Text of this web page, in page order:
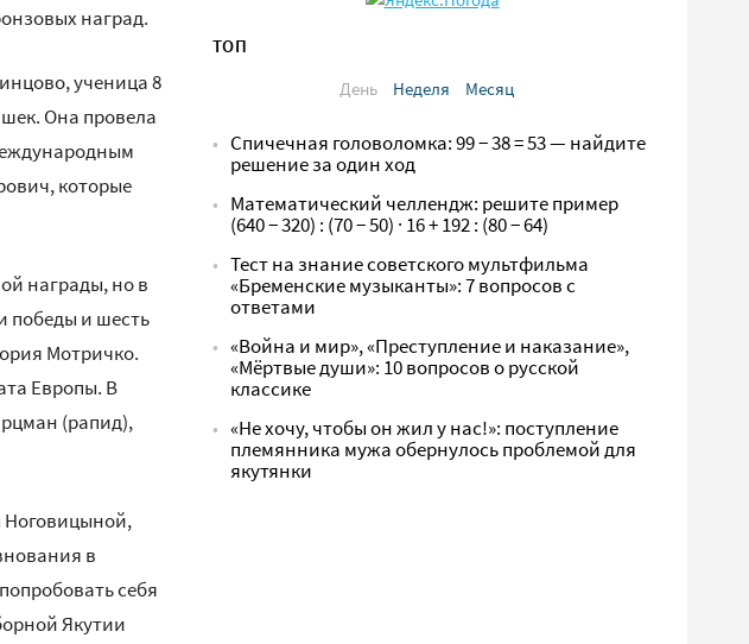
наград.
ученица 8
Она провела
которые
награды, но в
победы и шесть
Мотричко.
Европы. В
(рапид),
Ноговицыной,
в
себя
Якутии
ТОП
День
Неделя Месяц
Спичечная головоломка: 99 − 38 = 53 — найдите
решение за один ход
Математический челлендж: решите пример
(640 − 320) : (70 − 50) · 16 + 192 : (80 − 64)
Тест на знание советского мультфильма
«Бременские музыканты»: 7 вопросов с
ответами
«Война и мир», «Преступление и наказание»,
«Мёртвые души»: 10 вопросов о русской
классике
«Не хочу, чтобы он жил у нас!»: поступление
племянника мужа обернулось проблемой для
якутянки